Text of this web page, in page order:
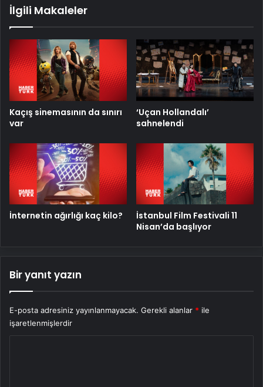
İlgili Makaleler
Kaçış sinemasının da sınırı
var
‘Uçan Hollandalı’
sahnelendi
İnternetin ağırlığı kaç kilo?
İstanbul Film Festivali 11
Nisan’da başlıyor
Bir yanıt yazın
E-posta adresiniz yayınlanmayacak. Gerekli alanlar * ile
işaretlenmişlerdir